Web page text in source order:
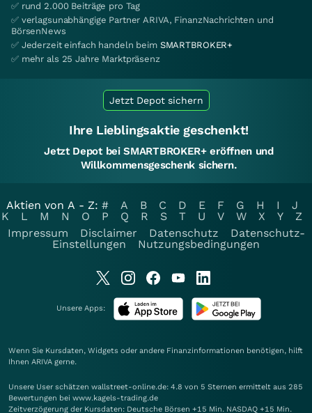
✅ rund 2.000 Beiträge pro Tag
✅ verlagsunabhängige Partner ARIVA, FinanzNachrichten und
BörsenNews
✅ Jederzeit einfach handeln beim SMARTBROKER+
✅ mehr als 25 Jahre Marktpräsenz
Jetzt Depot sichern
Ihre Lieblingsaktie geschenkt!
Jetzt Depot bei SMARTBROKER+ eröffnen und
Willkommensgeschenk sichern.
Aktien von A - Z: # A B C D E F G H I
J
K
L M N O P Q R S T U V W X Y
Z
Impressum
Disclaimer Datenschutz
Datenschutz-
Einstellungen
Nutzungsbedingungen
Unsere Apps:
Wenn Sie Kursdaten, Widgets oder andere Finanzinformationen benötigen, hilft
Ihnen ARIVA gerne.
Unsere User schätzen wallstreet-online.de: 4.8 von 5 Sternen ermittelt aus 285
Bewertungen bei www.kagels-trading.de
Zeitverzögerung der Kursdaten: Deutsche Börsen +15 Min. NASDAQ +15 Min.